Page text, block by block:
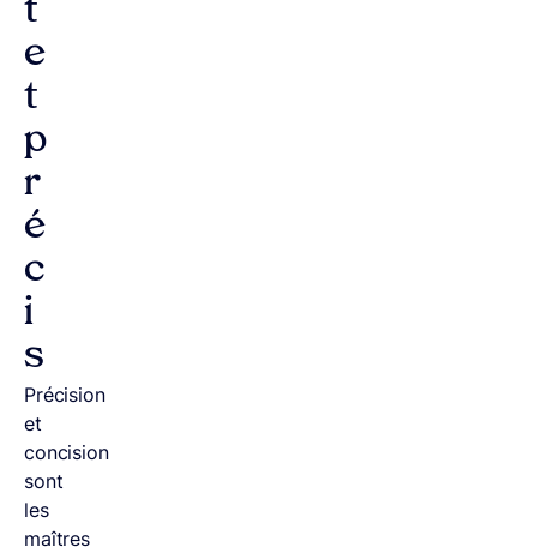
t
e
t
p
r
é
c
i
s
Précision
et
concision
sont
les
maîtres